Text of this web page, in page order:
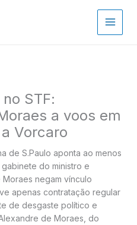
STF:
a voos em
Vorcaro
de S.Paulo aponta ao menos
do ministro e
negam vínculo
apenas contratação regular
de desgaste político e
de Moraes, do